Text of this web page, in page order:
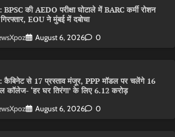
: BPSC की AEDO परीक्षा घोटाले में BARC कर्मी रोशन
EOU ने मुंबई में दबोचा
August 6, 2026 0
: कैबिनेट से 17 प्रस्ताव मंजूर, PPP मॉडल पर चलेंगे 16
कॉलेज- ‘हर घर तिरंगा’ के लिए 6.12 करोड़
August 6, 2026 0